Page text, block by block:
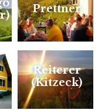
Prettner
Reiterer
(Kitzeck)